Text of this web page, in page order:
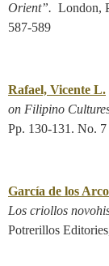
Orient”. London,
587-589
Rafael, Vicente L.
on Filipino
Pp. 130-131. No. 7
García de los
Los criollos
Potrerillos